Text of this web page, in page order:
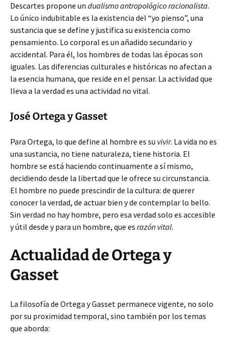
Descartes propone un dualismo antropológico racionalista.
Lo único indubitable es la existencia del “yo pienso”, una
sustancia que se define y justifica su existencia como
pensamiento. Lo corporal es un añadido secundario y
accidental. Para él, los hombres de todas las épocas son
iguales. Las diferencias culturales e históricas no afectan a
la esencia humana, que reside en el pensar. La actividad que
lleva a la verdad es una actividad no vital.
José Ortega y Gasset
Para Ortega, lo que define al hombre es su vivir. La vida no es
una sustancia, no tiene naturaleza, tiene historia. El
hombre se está haciendo continuamente a sí mismo,
decidiendo desde la libertad que le ofrece su circunstancia.
El hombre no puede prescindir de la cultura: de querer
conocer la verdad, de actuar bien y de contemplar lo bello.
Sin verdad no hay hombre, pero esa verdad solo es accesible
y útil desde y para un hombre, que es razón vital.
Actualidad de Ortega y
Gasset
La filosofía de Ortega y Gasset permanece vigente, no solo
por su proximidad temporal, sino también por los temas
que aborda: